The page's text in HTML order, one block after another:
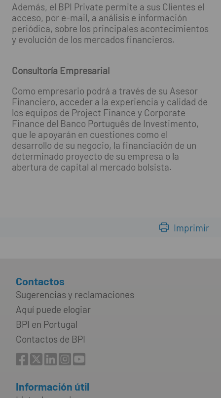
Además, el BPI Private permite a sus Clientes el
acceso, por e-mail, a análisis e información
periódica, sobre los principales acontecimientos
y evolución de los mercados financieros.
Consultoría Empresarial
Como empresario podrá a través de su Asesor
Financiero, acceder a la experiencia y calidad de
los equipos de Project Finance y Corporate
Finance del Banco Português de Investimento,
que le apoyarán en cuestiones como el
desarrollo de su negocio, la financiación de un
determinado proyecto de su empresa o la
abertura de capital al mercado bolsista.
Imprimir
Contactos
Sugerencias y reclamaciones
Aquí puede elogiar
BPI en Portugal
Contactos de BPI
Información útil